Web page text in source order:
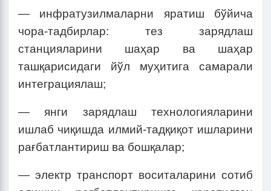
— инфратузилмаларни яратиш бўйича
чора-тадбирлар: тез зарядлаш
станцияларини шаҳар ва шаҳар
ташқарисидаги йўл муҳитига самарали
интеграциялаш;
— янги зарядлаш технологияларини
ишлаб чиқишда илмий-тадқиқот ишларини
рағбатлантириш ва бошқалар;
— электр транспорт воситаларини сотиб